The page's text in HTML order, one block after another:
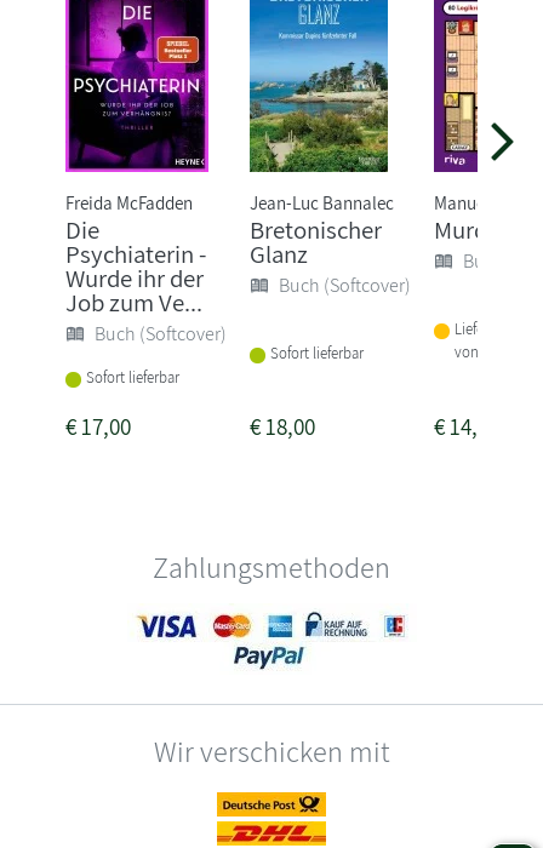
Freida McFadden
Die
Psychiaterin -
Wurde ihr der
Job zum Ve...
Buch (Softcover)
Sofort lieferbar
€17,00
Jean-Luc Bannalec
Bretonischer
Glanz
Buch (Softcover)
Sofort lieferbar
€18,00
Manuel
Murdoku
Buch
Lieferbar
von 1-2
€14,00
Zahlungsmethoden
Wir verschicken mit